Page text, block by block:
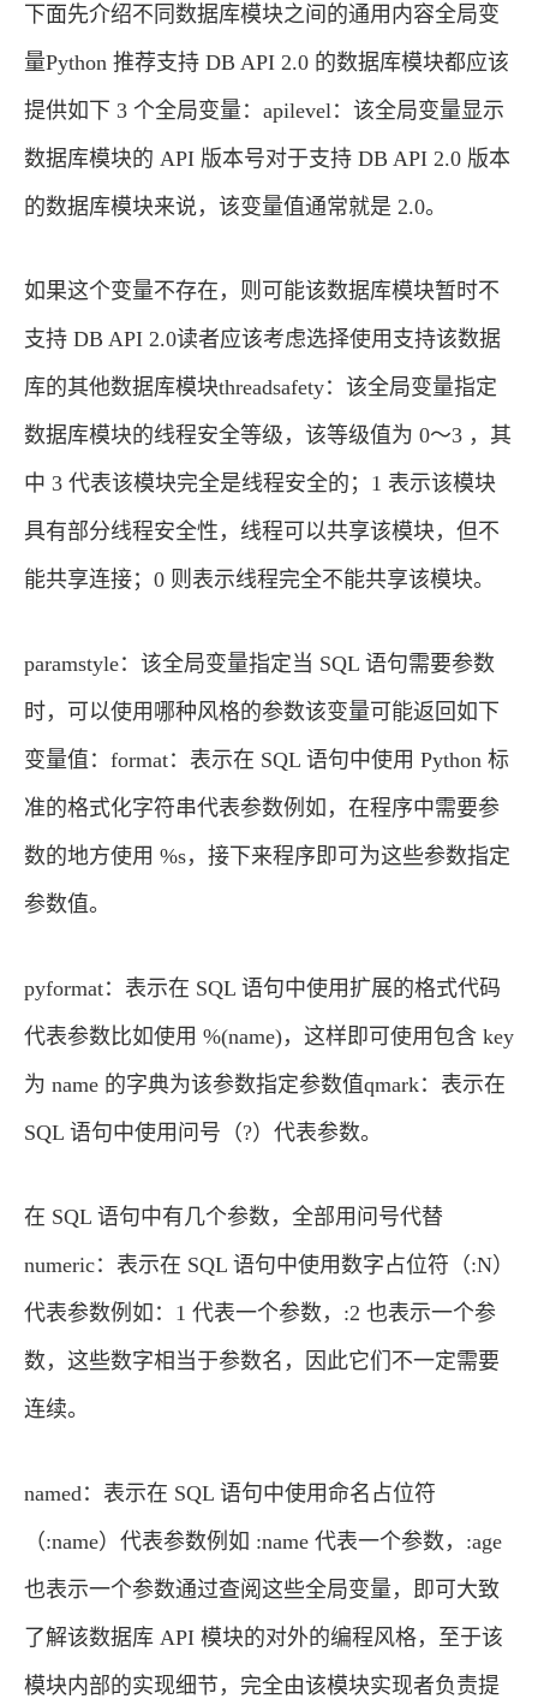
下面先介绍不同数据库模块之间的通用内容全局变
量Python 推荐支持 DB API 2.0 的数据库模块都应该
提供如下 3 个全局变量：apilevel：该全局变量显示
数据库模块的 API 版本号对于支持 DB API 2.0 版本
的数据库模块来说，该变量值通常就是 2.0。
如果这个变量不存在，则可能该数据库模块暂时不
支持 DB API 2.0读者应该考虑选择使用支持该数据
库的其他数据库模块threadsafety：该全局变量指定
数据库模块的线程安全等级，该等级值为 0～3 ，其
中 3 代表该模块完全是线程安全的；1 表示该模块
具有部分线程安全性，线程可以共享该模块，但不
能共享连接；0 则表示线程完全不能共享该模块。
paramstyle：该全局变量指定当 SQL 语句需要参数
时，可以使用哪种风格的参数该变量可能返回如下
变量值：format：表示在 SQL 语句中使用 Python 标
准的格式化字符串代表参数例如，在程序中需要参
数的地方使用 %s，接下来程序即可为这些参数指定
参数值。
pyformat：表示在 SQL 语句中使用扩展的格式代码
代表参数比如使用 %(name)，这样即可使用包含 key
为 name 的字典为该参数指定参数值qmark：表示在
SQL 语句中使用问号（?）代表参数。
在 SQL 语句中有几个参数，全部用问号代替
numeric：表示在 SQL 语句中使用数字占位符（:N）
代表参数例如：1 代表一个参数，:2 也表示一个参
数，这些数字相当于参数名，因此它们不一定需要
连续。
named：表示在 SQL 语句中使用命名占位符
（:name）代表参数例如 :name 代表一个参数，:age
也表示一个参数通过查阅这些全局变量，即可大致
了解该数据库 API 模块的对外的编程风格，至于该
模块内部的实现细节，完全由该模块实现者负责提